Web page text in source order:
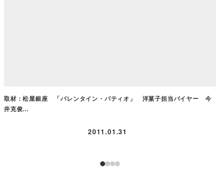
取材：松屋銀座 「バレンタイン・パティオ」 洋菓子担当バイヤー 今
井克俊…
2011.01.31